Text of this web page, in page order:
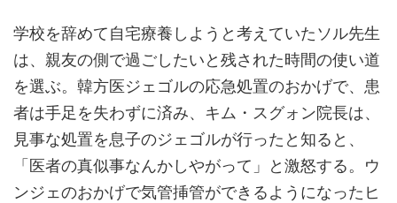
学校を辞めて自宅療養しようと考えていたソル先生
は、親友の側で過ごしたいと残された時間の使い道
を選ぶ。韓方医ジェゴルの応急処置のおかげで、患
者は手足を失わずに済み、キム・スグォン院長は、
見事な処置を息子のジェゴルが行ったと知ると、
「医者の真似事なんかしやがって」と激怒する。ウ
ンジェのおかげで気管挿管ができるようになったヒ